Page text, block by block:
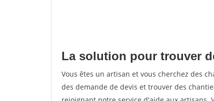
La solution pour trouver
Vous êtes un artisan et vous cherchez des
des demande de devis et trouver des